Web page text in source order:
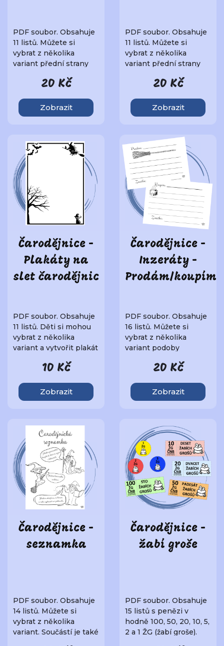
PDF soubor. Obsahuje
11 listů. Můžete si
vybrat z několika
variant přední strany
20 Kč
Zobrazit
PDF soubor. Obsahuje
11 listů. Můžete si
vybrat z několika
variant přední strany
20 Kč
Zobrazit
Čarodějnice -
Plakáty na
slet čarodějnic
PDF soubor. Obsahuje
11 listů. Děti si mohou
vybrat z několika
variant a vytvořit plakát
10 Kč
Zobrazit
Čarodějnice -
Inzeráty -
Prodám/koupím
PDF soubor. Obsahuje
16 listů. Můžete si
vybrat z několika
variant podoby
20 Kč
Zobrazit
Čarodějnice -
seznamka
PDF soubor. Obsahuje
14 listů. Můžete si
vybrat z několika
variant. Součástí je také
Čarodějnice -
žabí groše
PDF soubor. Obsahuje
15 listů s penězi v
hodně 100, 50, 20, 10, 5,
2 a 1 ŽG (žabí groše).